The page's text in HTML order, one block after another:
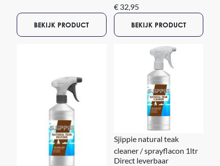
BEKIJK PRODUCT
€ 32,95
BEKIJK PRODUCT
Sjippie natural teak
cleaner / sprayflacon 1ltr
Direct leverbaar